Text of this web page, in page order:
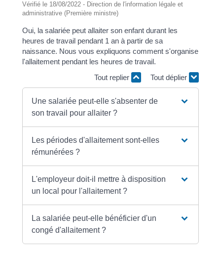
Vérifié le 18/08/2022 - Direction de l'information légale et
administrative (Première ministre)
Oui, la salariée peut allaiter son enfant durant les
heures de travail pendant 1 an à partir de sa
naissance. Nous vous expliquons comment s'organise
l'allaitement pendant les heures de travail.
Tout replier
Tout déplier
Une salariée peut-elle s'absenter de
son travail pour allaiter ?
Les périodes d'allaitement sont-elles
rémunérées ?
L'employeur doit-il mettre à disposition
un local pour l'allaitement ?
La salariée peut-elle bénéficier d'un
congé d'allaitement ?